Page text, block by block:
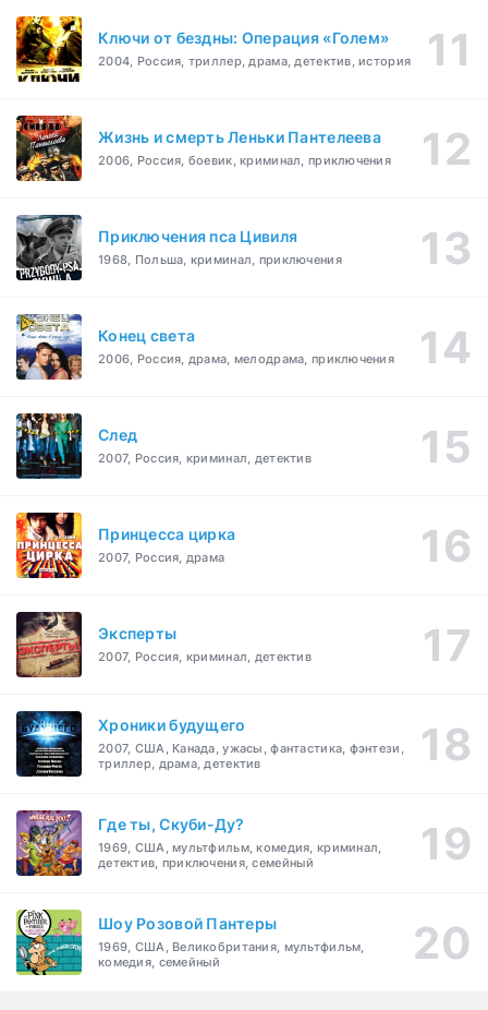
Ключи от бездны: Операция «Голем»
2004, Россия, триллер, драма, детектив, история
Жизнь и смерть Леньки Пантелеева
2006, Россия, боевик, криминал, приключения
Приключения пса Цивиля
1968, Польша, криминал, приключения
Конец света
2006, Россия, драма, мелодрама, приключения
След
2007, Россия, криминал, детектив
Принцесса цирка
2007, Россия, драма
Эксперты
2007, Россия, криминал, детектив
Хроники будущего
2007, США, Канада, ужасы, фантастика, фэнтези,
триллер, драма, детектив
Где ты, Скуби-Ду?
1969, США, мультфильм, комедия, криминал,
детектив, приключения, семейный
Шоу Розовой Пантеры
1969, США, Великобритания, мультфильм,
комедия, семейный